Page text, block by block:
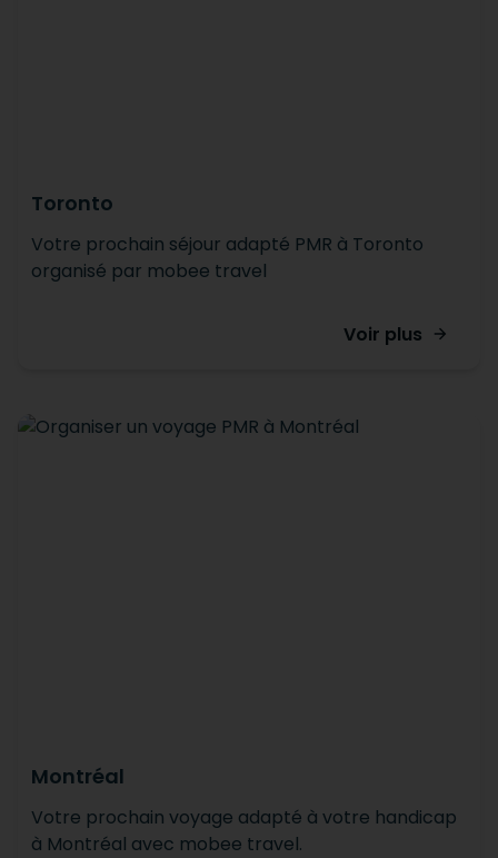
Toronto
Votre prochain séjour adapté PMR à Toronto
organisé par mobee travel
Voir plus
Montréal
Votre prochain voyage adapté à votre handicap
à Montréal avec mobee travel.